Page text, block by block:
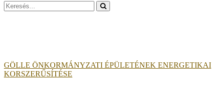
Search
for:
GÖLLE ÖNKORMÁNYZATI ÉPÜLETÉNEK ENERGETIKAI
KORSZERŰSÍTÉSE